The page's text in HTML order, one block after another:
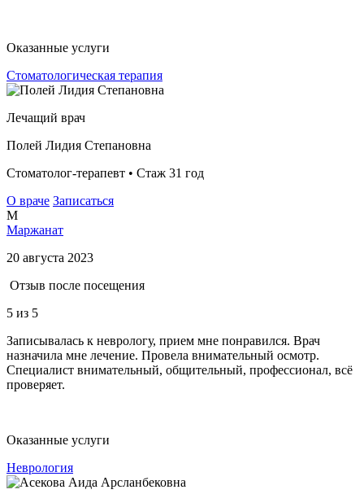
Оказанные услуги
Стоматологическая терапия
Лечащий врач
Полей Лидия Степановна
Стоматолог-терапевт • Стаж 31 год
О враче Записаться
М
Маржанат
20 августа 2023
Отзыв после посещения
5 из 5
Записывалась к неврологу, прием мне понравился. Врач
назначила мне лечение. Провела внимательный осмотр.
Специалист внимательный, общительный, профессионал, всё
проверяет.
Оказанные услуги
Неврология